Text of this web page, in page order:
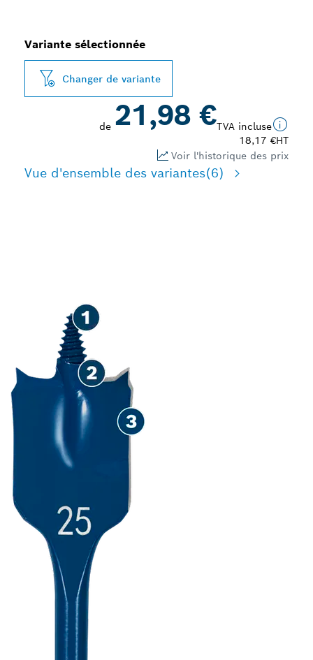
Variante sélectionnée
Changer de variante
de 21,98 €TVA incluse
18,17 €HT
Voir l'historique des prix
Vue d'ensemble des variantes(6)